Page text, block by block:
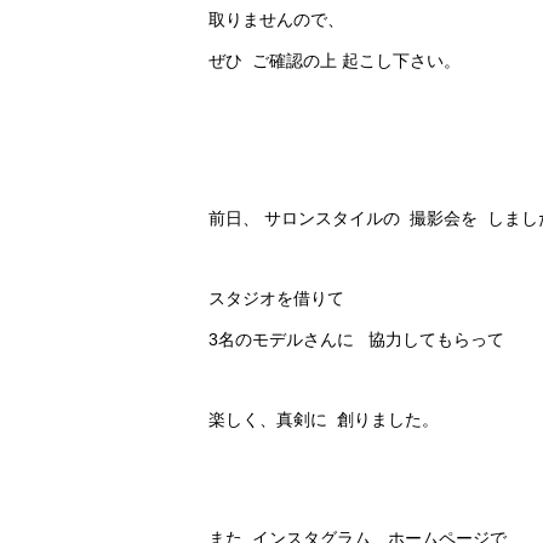
取りませんので、
ぜひ ご確認の上 起こし下さい。
前日、 サロンスタイルの 撮影会を しまし
スタジオを借りて
3名のモデルさんに 協力してもらって
楽しく、真剣に 創りました。
また インスタグラム、ホームページで